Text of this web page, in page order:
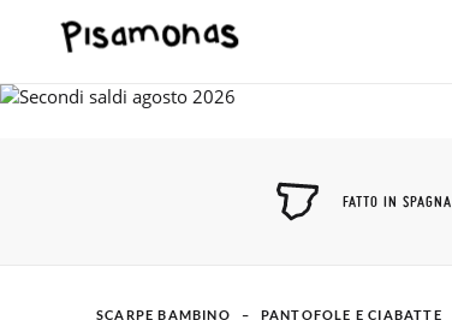
FATTO IN SPAGNA
SCARPE BAMBINO PANTOFOLE E CIABATTE